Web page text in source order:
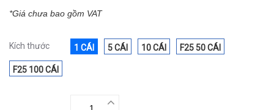
*Giá chưa bao gồm VAT
Kích thước 1 CÁI 5 CÁI 10 CÁI F25 50 CÁI
F25 100 CÁI